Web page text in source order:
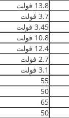
13.8 فولت
3.7 فولت
3.45 فولت
10.8 فولت
12.4 فولت
2.7 فولت
3.1 فولت
55
50
65
50